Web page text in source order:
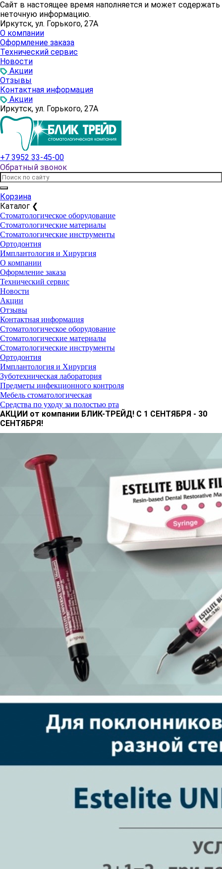
Сайт в настоящее время наполняется и может содержать
неточную информацию.
Иркутск, ул. Горького, 27А
О компании
Оформление заказа
Технический сервис
Новости
Акции
Отзывы
Контактная информация
Акции
Иркутск, ул. Горького, 27А
+7 3952 33-45-00
Обратный звонок
Корзина
Каталог ❮
Стоматологическое оборудование
Стоматологические материалы
Стоматологические инструменты
Ортодонтия
Имплантология и Хирургия
О компании
Оформление заказа
Технический сервис
Новости
Акции
Отзывы
Контактная информация
Стоматологическое оборудование
Стоматологические материалы
Стоматологические инструменты
Ортодонтия
Имплантология и Хирургия
Зуботехническая лаборатория
Предметы инфекционного контроля
Мебель стоматологическая
Средства по уходу за полостью рта
АКЦИИ от компании БЛИК-ТРЕЙД! С 1 СЕНТЯБРЯ - 30
СЕНТЯБРЯ!